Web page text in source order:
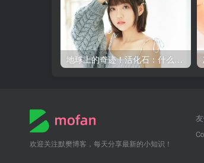
地球上的奇迹！活化石：什么是它的神秘面纱？
欢迎关注默樊博客，每天分享最新的小知识！